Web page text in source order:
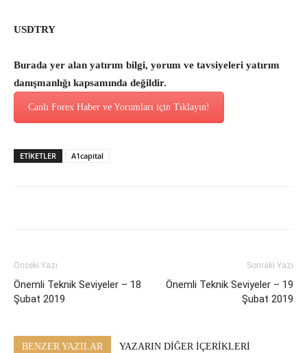
USDTRY
Burada yer alan yatırım bilgi, yorum ve tavsiyeleri yatırım
danışmanlığı kapsamında değildir.
Canlı Forex Haber ve Yorumları için Tıklayın!
ETİKETLER A1capital
Önceki Yazı
Önemli Teknik Seviyeler – 18
Şubat 2019
Sonraki Yazı
Önemli Teknik Seviyeler – 19
Şubat 2019
BENZER YAZILAR YAZARIN DİĞER İÇERİKLERİ